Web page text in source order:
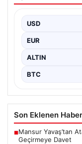
USD
EUR
ALTIN
BTC
Son Eklenen
■Mansur Yavaş’tan
Geçirmeye Davet